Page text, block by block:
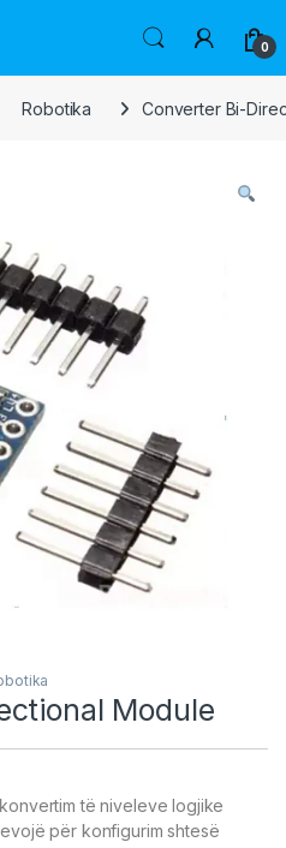
0
Robotika Converter Bi-
Module
të niveleve logjike
për konfigurim shtesë